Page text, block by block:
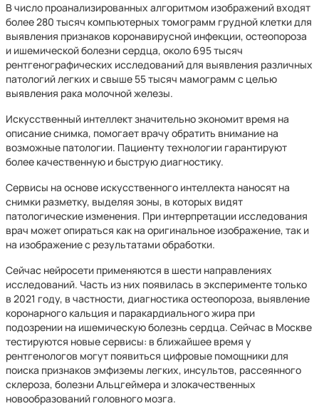
В число проанализированных алгоритмом изображений входят
более 280 тысяч компьютерных томограмм грудной клетки для
выявления признаков коронавирусной инфекции, остеопороза
и ишемической болезни сердца, около 695 тысяч
рентгенографических исследований для выявления различных
патологий легких и свыше 55 тысяч мамограмм с целью
выявления рака молочной железы.
Искусственный интеллект значительно экономит время на
описание снимка, помогает врачу обратить внимание на
возможные патологии. Пациенту технологии гарантируют
более качественную и быструю диагностику.
Сервисы на основе искусственного интеллекта наносят на
снимки разметку, выделяя зоны, в которых видят
патологические изменения. При интерпретации исследования
врач может опираться как на оригинальное изображение, так и
на изображение с результатами обработки.
Сейчас нейросети применяются в шести направлениях
исследований. Часть из них появилась в эксперименте только
в 2021 году, в частности, диагностика остеопороза, выявление
коронарного кальция и паракардиального жира при
подозрении на ишемическую болезнь сердца. Сейчас в Москве
тестируются новые сервисы: в ближайшее время у
рентгенологов могут появиться цифровые помощники для
поиска признаков эмфиземы легких, инсультов, рассеянного
склероза, болезни Альцгеймера и злокачественных
новообразований головного мозга.